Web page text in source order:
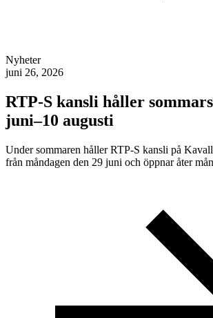
Nyheter
juni 26, 2026
RTP-S kansli håller
juni–10 augusti
Under sommaren håller RTP-S kansli på
från måndagen den 29 juni och öppnar åter